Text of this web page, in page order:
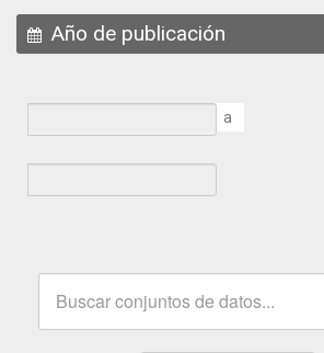
Año de publicación
a